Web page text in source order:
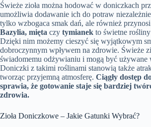
Świeże zioła można hodować w doniczkach
umożliwia dodawanie ich do potraw
tylko wzbogaca smak dań, ale również
Bazylia, mięta czy tymianek to świetne
Dzięki nim możemy cieszyć się wyjątkowym
dobroczynnym wpływem na zdrowie. Świeże
świadomemu odżywianiu i mogą być używane
Doniczki z takimi roślinami stanowią także
tworząc przyjemną atmosferę. Ciągły dostęp
sprawia, że gotowanie staje się bardziej
zdrowia.
Zioła Doniczkowe – Jakie Gatunki Wybrać?